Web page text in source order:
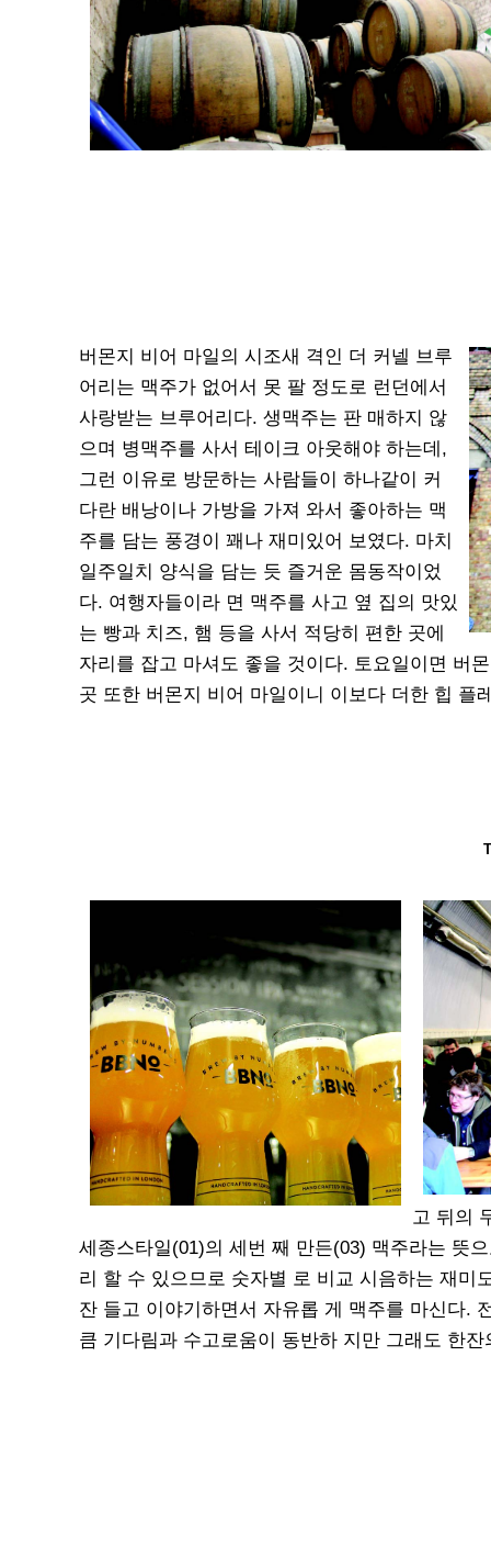
버몬지 비어 마일의 시조새 격인 더 커넬 브루
어리는 맥주가 없어서 못 팔 정도로 런던에서
사랑받는 브루어리다. 생맥주는 판 매하지 않
으며 병맥주를 사서 테이크 아웃해야 하는데,
그런 이유로 방문하는 사람들이 하나같이 커
다란 배낭이나 가방을 가져 와서 좋아하는 맥
주를 담는 풍경이 꽤나 재미있어 보였다. 마치
일주일치 양식을 담는 듯 즐거운 몸동작이었
다. 여행자들이라 면 맥주를 사고 옆 집의 맛있
는 빵과 치즈, 햄 등을 사서 적당히 편한 곳에
자리를 잡고 마셔도 좋을 것이다. 토요일이면 버
곳 또한 버몬지 비어 마일이니 이보다 더한 힙 플
고 뒤의
세종스타일(01)의 세번 째 만든(03) 맥주라는 뜻
리 할 수 있으므로 숫자별 로 비교 시음하는 재미
잔 들고 이야기하면서 자유롭 게 맥주를 마신다.
큼 기다림과 수고로움이 동반하 지만 그래도 한